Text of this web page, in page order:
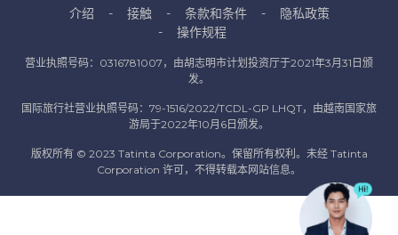
介绍 接触 条款和条件
隐私政策
操作规程
营业执照号码：0316781007，由胡志明市计划投资厅于2021年3月31日颁
发。
国际旅行社营业执照号码：79-1516/2022/TCDL-GP LHQT，由越南国家旅
游局于2022年10月6日颁发。
版权所有 © 2023 Tatinta Corporation。保留所有权利。未经 Tatinta
Corporation 许可，不得转载本网站信息。